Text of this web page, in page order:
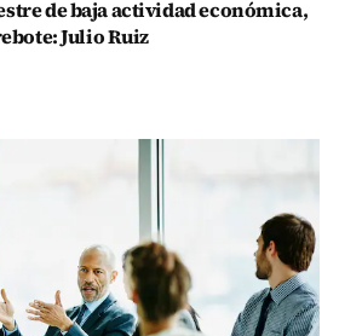
de baja actividad económica,
Julio Ruiz